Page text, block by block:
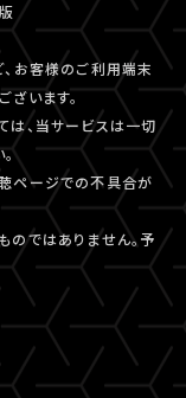
お客様のご利用端末
ざいます。
は、当サービスは一切
ページでの不具合が
ではありません。予